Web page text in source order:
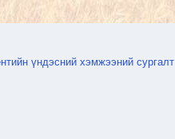
үндэсний хэмжээний сургалт